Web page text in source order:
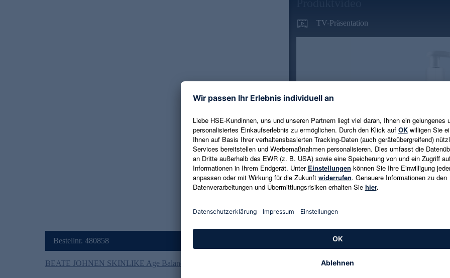
TV-Präsentation
Bestellnr. 480858
BEATE JOHNEN SKINLIKE Age Balance